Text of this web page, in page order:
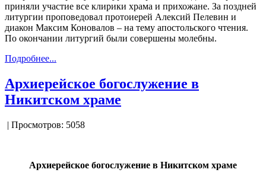
приняли участие все клирики храма и прихожане. За поздней
литургии проповедовал протоиерей Алексий Пелевин и
диакон Максим Коновалов – на тему апостольского чтения.
По окончании литургий были совершены молебны.
Подробнее...
Архиерейское богослужение в
Никитском храме
| Просмотров: 5058
Архиерейское богослужение в Никитском храме